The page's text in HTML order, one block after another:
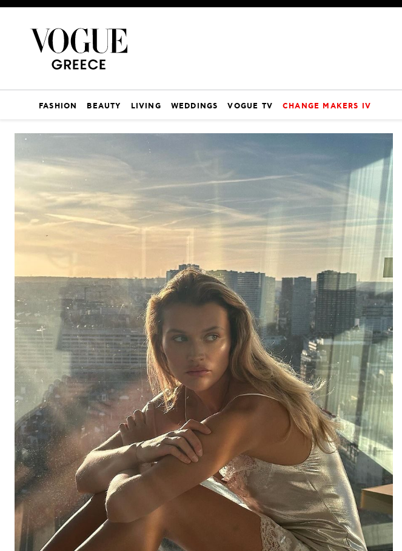
FASHION BEAUTY LIVING WEDDINGS VOGUE TV CHANGE MAKERS IV